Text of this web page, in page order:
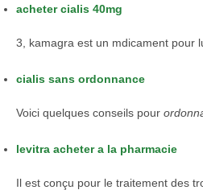
acheter cialis 40mg
3, kamagra est un mdicament pour
cialis sans ordonnance
Voici quelques conseils pour
levitra acheter a la pharmacie
Il est conçu pour le traitement des